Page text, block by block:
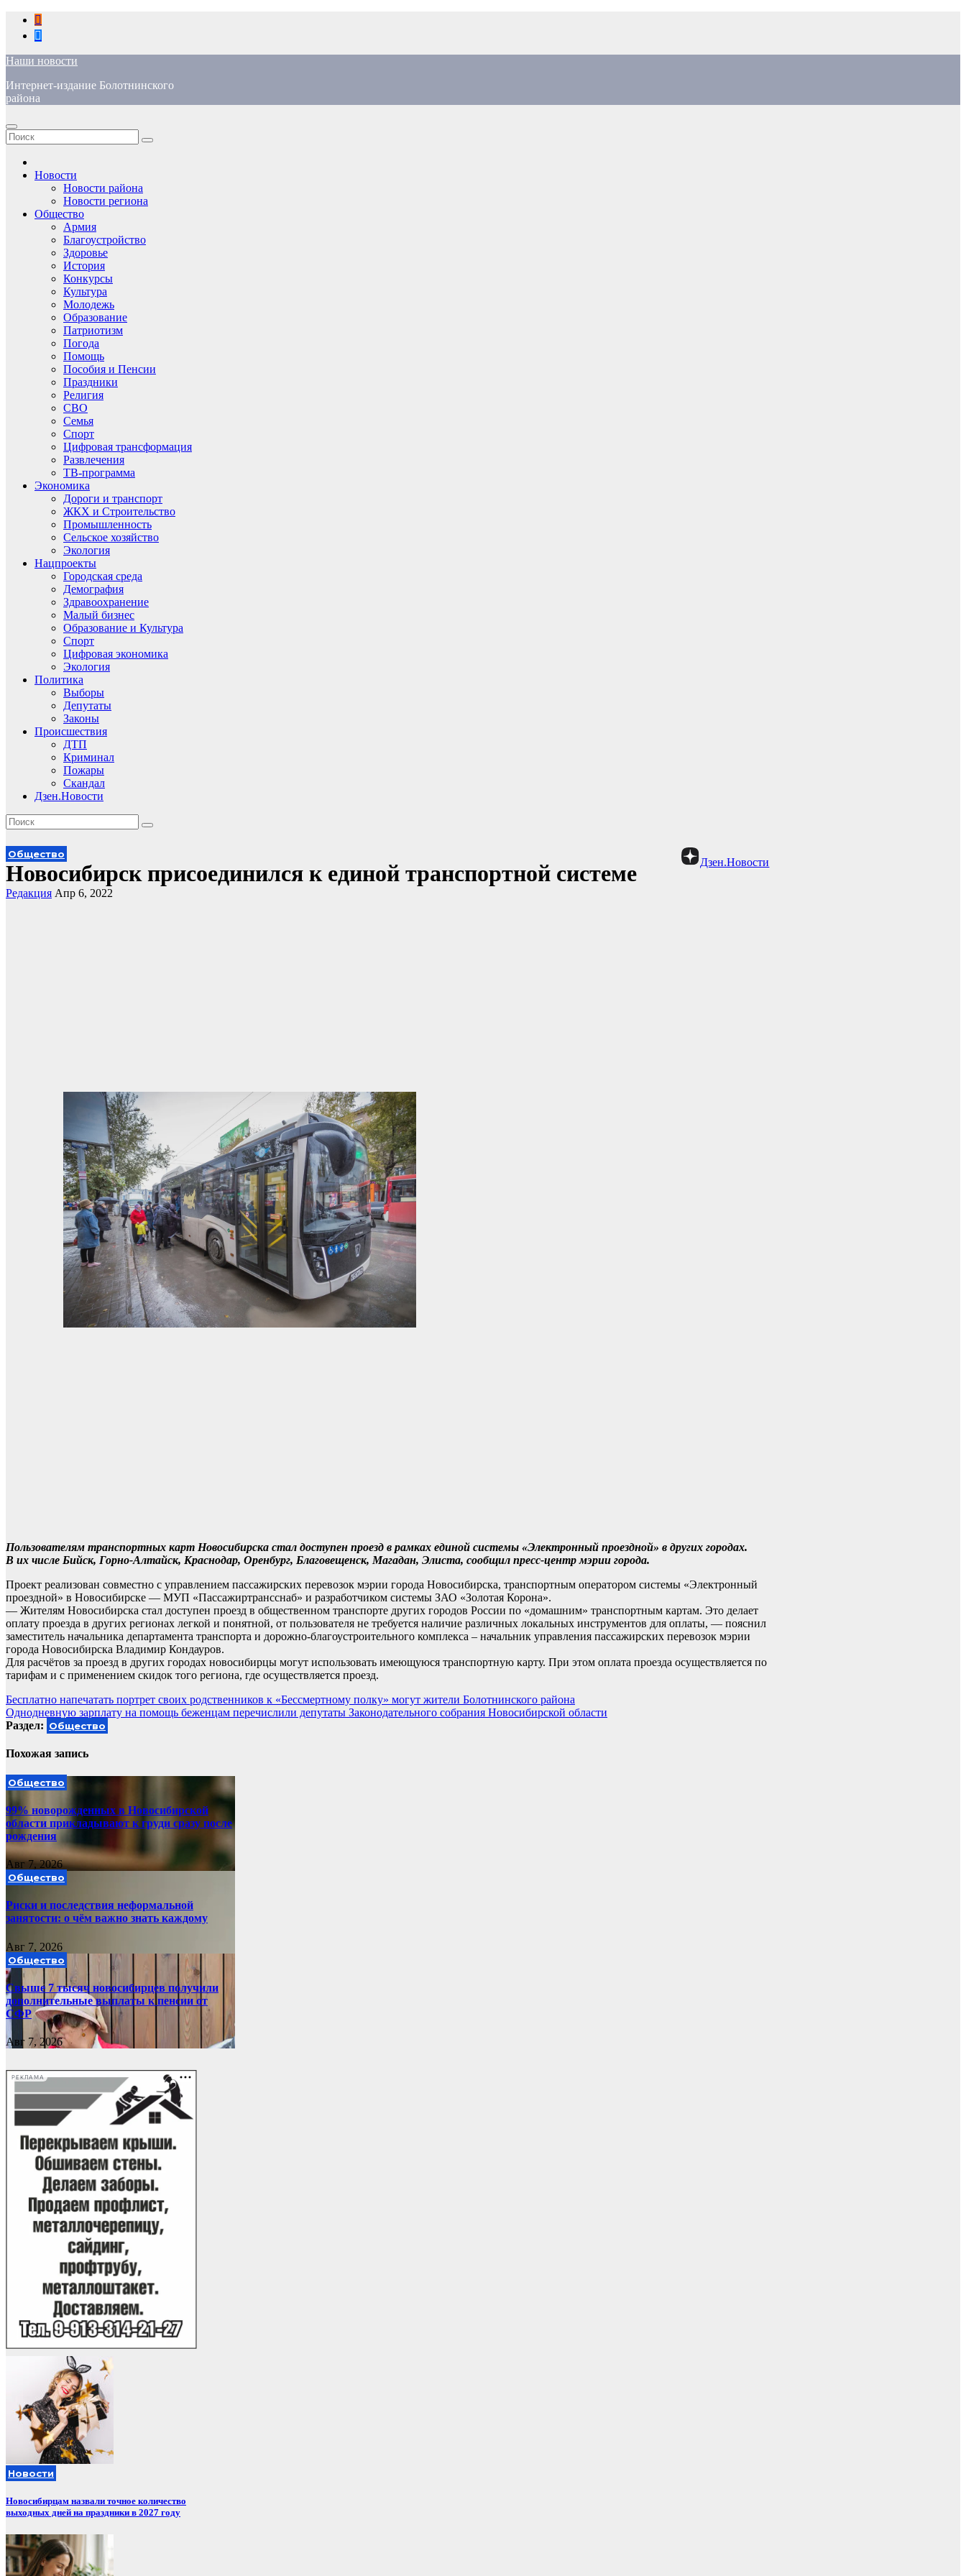
Перейти
содержимому
Наши новости
Интернет-издание Болотнинского
района
Новости
Новости района
Новости региона
Общество
Армия
Благоустройство
Здоровье
История
Конкурсы
Культура
Молодежь
Образование
Патриотизм
Погода
Помощь
Пособия и Пенсии
Праздники
Религия
СВО
Семья
Спорт
Цифровая трансформация
Развлечения
ТВ-программа
Экономика
Дороги и транспорт
ЖКХ и Строительство
Промышленность
Сельское хозяйство
Экология
Нацпроекты
Городская среда
Демография
Здравоохранение
Малый бизнес
Образование и Культура
Спорт
Цифровая экономика
Экология
Политика
Выборы
Депутаты
Законы
Происшествия
ДТП
Криминал
Пожары
Скандал
Дзен.Новости
Дзен.Новости
Общество
Новосибирск присоединился к единой транспортной системе
Редакция Апр 6, 2022
Пользователям транспортных карт Новосибирска стал доступен проезд в рамках единой системы «Электронный проездной» в других городах.
В их числе Бийск, Горно-Алтайск, Краснодар, Оренбург, Благовещенск, Магадан, Элиста, сообщил пресс-центр мэрии города.
Проект реализован совместно с управлением пассажирских перевозок мэрии города Новосибирска, транспортным оператором системы «Электронный
проездной» в Новосибирске — МУП «Пассажиртрансснаб» и разработчиком системы ЗАО «Золотая Корона».
— Жителям Новосибирска стал доступен проезд в общественном транспорте других городов России по «домашним» транспортным картам. Это делает
оплату проезда в других регионах легкой и понятной, от пользователя не требуется наличие различных локальных инструментов для оплаты, — пояснил
заместитель начальника департамента транспорта и дорожно-благоустроительного комплекса – начальник управления пассажирских перевозок мэрии
города Новосибирска Владимир Кондауров.
Для расчётов за проезд в других городах новосибирцы могут использовать имеющуюся транспортную карту. При этом оплата проезда осуществляется по
тарифам и с применением скидок того региона, где осуществляется проезд.
Навигация
по
Бесплатно напечатать портрет своих родственников к «Бессмертному полку» могут жители Болотнинского района
Однодневную зарплату на помощь беженцам перечислили депутаты Законодательного собрания Новосибирской области
Раздел: Общество
Похожая запись
Общество
99% новорожденных в Новосибирской
области прикладывают к груди сразу после
рождения
Авг 7, 2026
Общество
Риски и последствия неформальной
занятости: о чём важно знать каждому
Авг 7, 2026
Общество
Свыше 7 тысяч новосибирцев получили
дополнительные выплаты к пенсии от
СФР
Авг 7, 2026
РЕКЛАМА
Новости
Новосибирцам назвали точное количество
выходных дней на праздники в 2027 году